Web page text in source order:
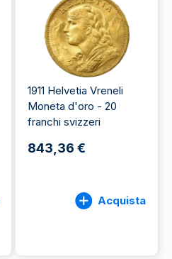
1911 Helvetia Vreneli
Moneta d'oro - 20
franchi svizzeri
843,36 €
Acquista